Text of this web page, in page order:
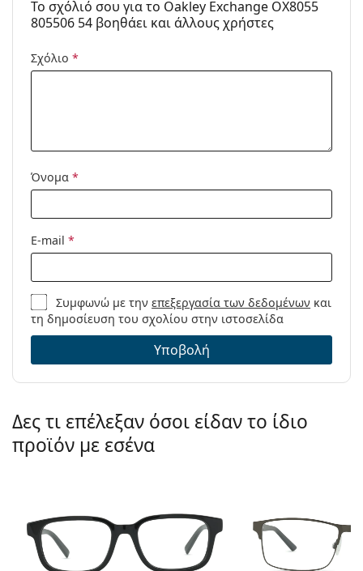
Είναι ιατρικό προϊόν. Διαβάστε τις οδηγίες πριν από
τη χρήση.
μαξιλάρια
μύτης:
άρθρωση:
θήκη:
Ναι
καθαρισμού:
Άλλα
Κατηγορία:
Γυαλιά οράσεως
Μάρκα:
Oakley
Προϊόντος /
Μοντέλο:
0OX8055 805506 54
To σχόλιό σου για το Oakley Exchange OX8055
805506 54 βοηθάει και άλλους χρήστες
Σχόλιο *
Όνομα *
E-mail *
Συμφωνώ με τηνεπεξεργασία των δεδομένων και
τη δημοσίευση του σχολίου στην ιστοσελίδα
Υποβολή
Δες τι επέλεξαν όσοι είδαν το ίδιο
προϊόν με εσένα